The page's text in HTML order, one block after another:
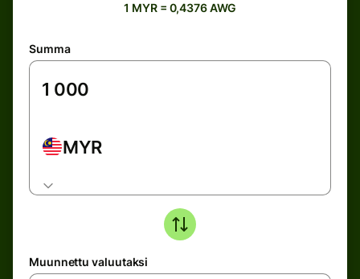
1 MYR = 0,4376 AWG
Summa
MYR
Muunnettu valuutaksi